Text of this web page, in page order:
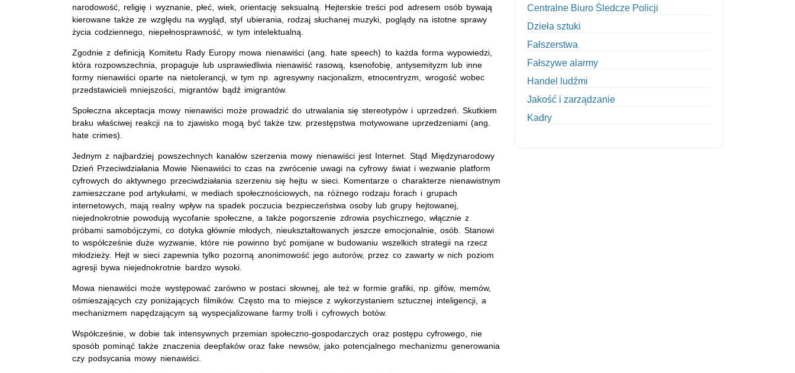
narodowość, religię i wyznanie, płeć, wiek, orientację seksualną. Hejterskie treści pod adresem osób bywają
kierowane także ze względu na wygląd, styl ubierania, rodzaj słuchanej muzyki, poglądy na istotne sprawy
życia codziennego, niepełnosprawność, w tym intelektualną.
Zgodnie z definicją Komitetu Rady Europy mowa nienawiści (ang. hate speech) to każda forma wypowiedzi,
która rozpowszechnia, propaguje lub usprawiedliwia nienawiść rasową, ksenofobię, antysemityzm lub inne
formy nienawiści oparte na nietolerancji, w tym np. agresywny nacjonalizm, etnocentryzm, wrogość wobec
przedstawicieli mniejszości, migrantów bądź imigrantów.
Społeczna akceptacja mowy nienawiści może prowadzić do utrwalania się stereotypów i uprzedzeń. Skutkiem
braku właściwej reakcji na to zjawisko mogą być także tzw. przestępstwa motywowane uprzedzeniami (ang.
hate crimes).
Jednym z najbardziej powszechnych kanałów szerzenia mowy nienawiści jest Internet. Stąd Międzynarodowy
Dzień Przeciwdziałania Mowie Nienawiści to czas na zwrócenie uwagi na cyfrowy świat i wezwanie platform
cyfrowych do aktywnego przeciwdziałania szerzeniu się hejtu w sieci. Komentarze o charakterze nienawistnym
zamieszczane pod artykułami, w mediach społecznościowych, na różnego rodzaju forach i grupach
internetowych, mają realny wpływ na spadek poczucia bezpieczeństwa osoby lub grupy hejtowanej,
niejednokrotnie powodują wycofanie społeczne, a także pogorszenie zdrowia psychicznego, włącznie z
próbami samobójczymi, co dotyka głównie młodych, nieukształtowanych jeszcze emocjonalnie, osób. Stanowi
to współcześnie duże wyzwanie, które nie powinno być pomijane w budowaniu wszelkich strategii na rzecz
młodzieży. Hejt w sieci zapewnia tylko pozorną anonimowość jego autorów, przez co zawarty w nich poziom
agresji bywa niejednokrotnie bardzo wysoki.
Mowa nienawiści może występować zarówno w postaci słownej, ale też w formie grafiki, np. gifów, memów,
ośmieszających czy poniżających filmików. Często ma to miejsce z wykorzystaniem sztucznej inteligencji, a
mechanizmem napędzającym są wyspecjalizowane farmy trolli i cyfrowych botów.
Współcześnie, w dobie tak intensywnych przemian społeczno-gospodarczych oraz postępu cyfrowego, nie
sposób pominąć także znaczenia deepfaków oraz fake newsów, jako potencjalnego mechanizmu generowania
czy podsycania mowy nienawiści.
Centralne Biuro Śledcze Policji
Dzieła sztuki
Fałszerstwa
Fałszywe alarmy
Handel ludźmi
Jakość i zarządzanie
Kadry